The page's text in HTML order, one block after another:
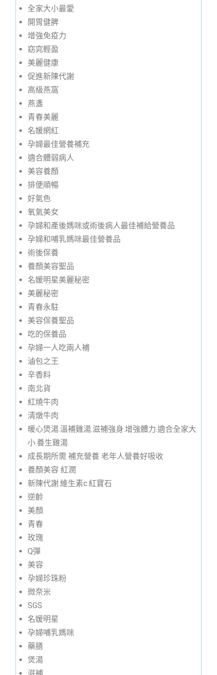
全家大小最愛
開胃健脾
增強免疫力
窈窕輕盈
美麗健康
促進新陳代謝
高級燕窩
燕盞
青春美麗
名媛網紅
孕婦最佳營養補充
適合體弱病人
美容養顏
排便順暢
好氣色
氧氣美女
孕婦和產後媽咪或術後病人最佳補給營養品
孕婦和哺乳媽咪最佳營養品
術後保養
養顏美容聖品
名媛明星美麗秘密
美麗秘密
青春永駐
美容保養聖品
吃的保養品
孕婦一人吃兩人補
滷包之王
辛香料
南北貨
紅燒牛肉
清燉牛肉
暖心煲湯.溫補雞湯.滋補強身.增強體力.適合全家大
小.養生雞湯
成長期所需 補充營養 老年人營養好吸收
養顏美容 紅潤
新陳代謝.維生素c.紅寶石
逆齡
美顏
青春
玫瑰
Q彈
美容
孕婦珍珠粉
微奈米
SGS
名媛明星
孕婦哺乳媽咪
藥膳
煲湯